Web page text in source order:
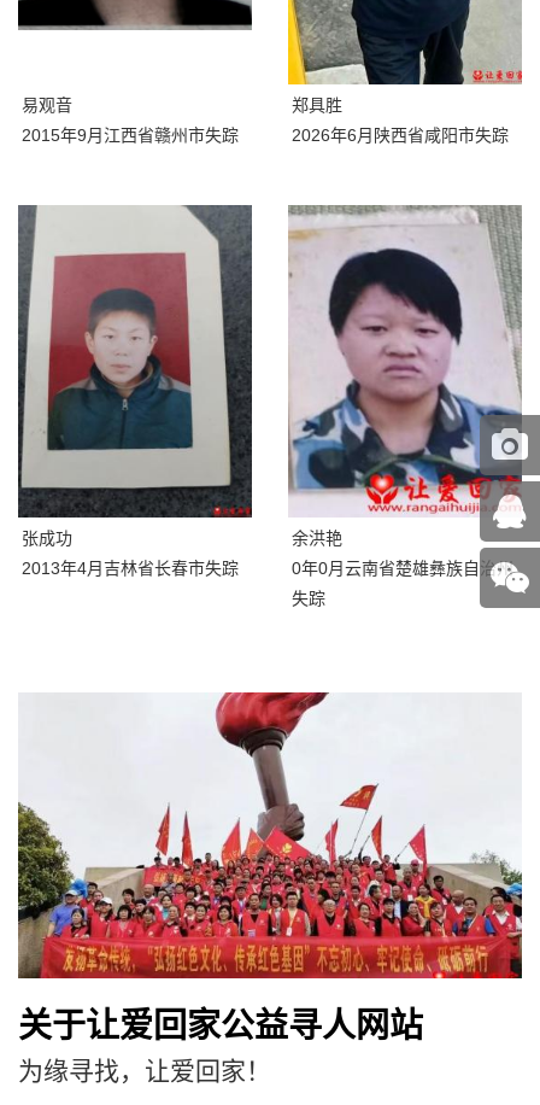
易观音
2015年9月江西省赣州市失踪
郑具胜
2026年6月陕西省咸阳市失踪
张成功
2013年4月吉林省长春市失踪
余洪艳
0年0月云南省楚雄彝族自治州
失踪
关于让爱回家公益寻人网站
为缘寻找，让爱回家！